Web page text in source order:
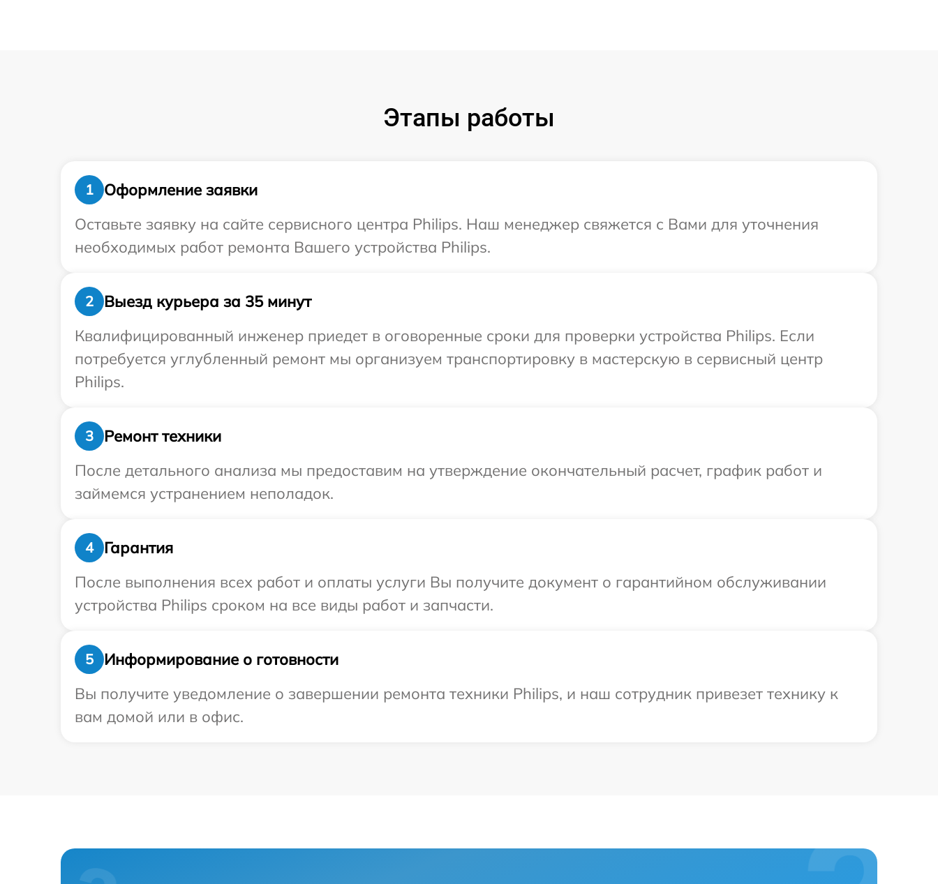
Этапы работы
1
Оформление заявки
Оставьте заявку на сайте сервисного центра Philips. Наш менеджер свяжется с Вами для уточнения
необходимых работ ремонта Вашего устройства Philips.
2
Выезд курьера за 35 минут
Квалифицированный инженер приедет в оговоренные сроки для проверки устройства Philips. Если
потребуется углубленный ремонт мы организуем транспортировку в мастерскую в сервисный центр
Philips.
3
Ремонт техники
После детального анализа мы предоставим на утверждение окончательный расчет, график работ и
займемся устранением неполадок.
4
Гарантия
После выполнения всех работ и оплаты услуги Вы получите документ о гарантийном обслуживании
устройства Philips сроком на все виды работ и запчасти.
5
Информирование о готовности
Вы получите уведомление о завершении ремонта техники Philips, и наш сотрудник привезет технику к
вам домой или в офис.